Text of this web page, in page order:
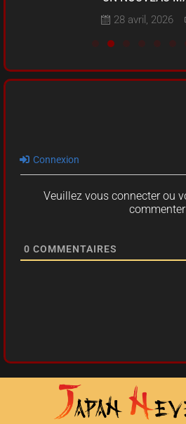
28 avril, 2026
Connexion
Veuillez vous connecter ou
commenter
0 COMMENTAIRES